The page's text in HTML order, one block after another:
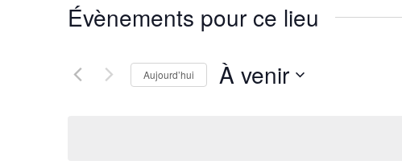
Évènements pour ce lieu
Aujourd’hui À venir